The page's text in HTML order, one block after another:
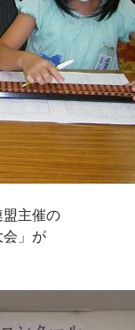
盟主催の
会」が